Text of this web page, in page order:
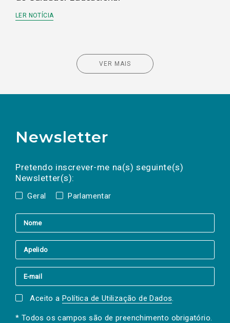
LER NOTÍCIA
VER MAIS
Newsletter
Pretendo inscrever-me na(s) seguinte(s)
Newsletter(s):
Geral Parlamentar
a(s) newsletter(s).
mail
Aceito a Política de Utilização de Dados.
* Todos os campos são de preenchimento obrigatório.